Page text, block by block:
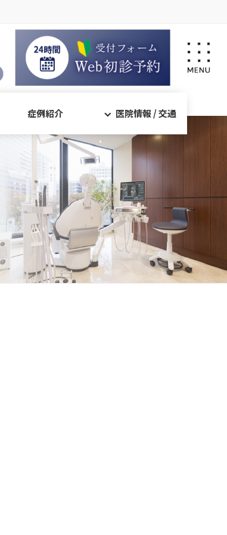
症例紹介 医院情報 / 交通